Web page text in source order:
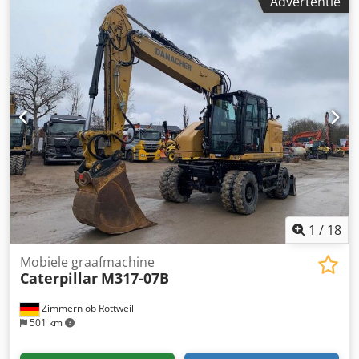
Spaans, Pools, Oekraïens, Russisch, Bulgaars.
uur Gesloten cabine Airconditioning Radio Achter- en
zijkantcamera Verstelbare giek Stik: 2,50 m Volledige
leidingen (hamer, grijper, schaar) Snelwissel OQ70/55 1 x
bak Centrale smeerinstallatie Bandmaat: 10.00-20, ca. 30%
profiel Schildondersteuning Motor met 129 kW CE
Bedrijfsgewicht: 19 ton
1 / 18
Zimmern ob Rottweil
501 km
Mobiele graafmachine
Caterpillar M317-07B